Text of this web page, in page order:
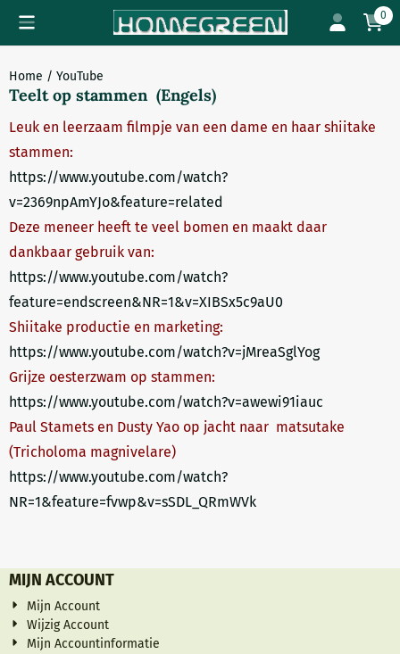
Cookievoorkeuren zijn beschikbaar. Kies instellingen of sta0
Home / YouTube
Teelt op stammen (Engels)
Leuk en leerzaam filmpje van een dame en haar shiitake
stammen:
https://www.youtube.com/watch?
v=2369npAmYJo&feature=related
Deze meneer heeft te veel bomen en maakt daar
dankbaar gebruik van:
https://www.youtube.com/watch?
feature=endscreen&NR=1&v=XIBSx5c9aU0
Shiitake productie en marketing:
https://www.youtube.com/watch?v=jMreaSglYog
Grijze oesterzwam op stammen:
https://www.youtube.com/watch?v=awewi91iauc
Paul Stamets en Dusty Yao op jacht naar matsutake
(Tricholoma magnivelare)
https://www.youtube.com/watch?
NR=1&feature=fvwp&v=sSDL_QRmWVk
MIJN ACCOUNT
Mijn Account
Wijzig Account
Mijn Accountinformatie